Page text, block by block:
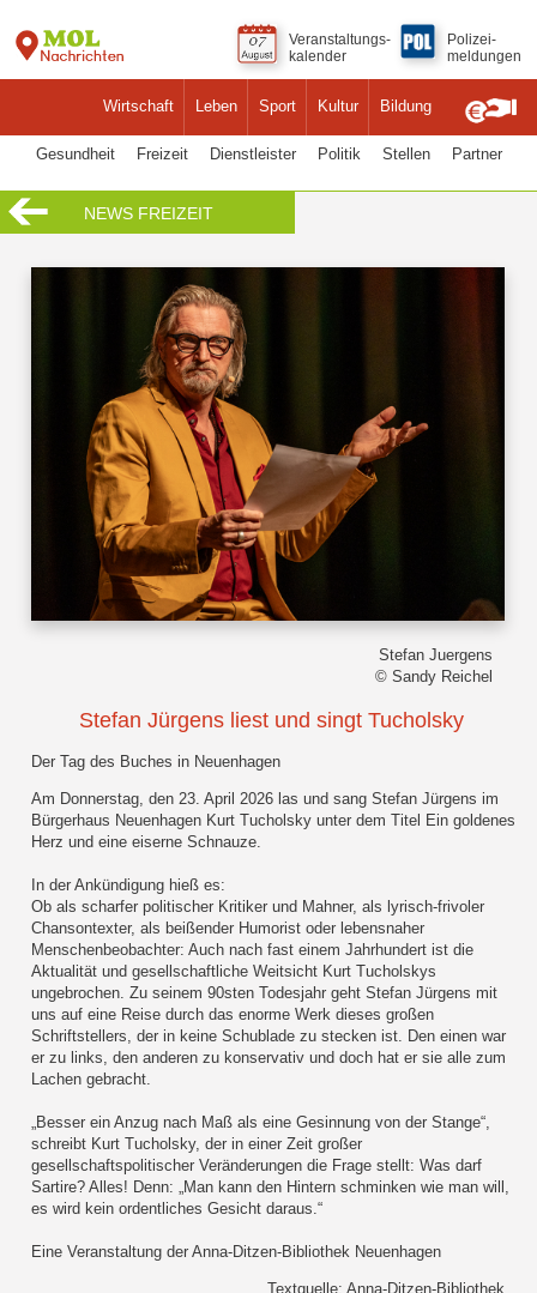
Wirtschaft Leben Sport Kultur Bildung
Veranstaltungs-
kalender
Polizei-
meldungen
Gesundheit Freizeit Dienstleister Politik Stellen Partner
NEWS FREIZEIT
Stefan Juergens
© Sandy Reichel
Stefan Jürgens liest und singt Tucholsky
Der Tag des Buches in Neuenhagen
Am Donnerstag, den 23. April 2026 las und sang Stefan Jürgens im
Bürgerhaus Neuenhagen Kurt Tucholsky unter dem Titel Ein goldenes
Herz und eine eiserne Schnauze.
In der Ankündigung hieß es:
Ob als scharfer politischer Kritiker und Mahner, als lyrisch-frivoler
Chansontexter, als beißender Humorist oder lebensnaher
Menschenbeobachter: Auch nach fast einem Jahrhundert ist die
Aktualität und gesellschaftliche Weitsicht Kurt Tucholskys
ungebrochen. Zu seinem 90sten Todesjahr geht Stefan Jürgens mit
uns auf eine Reise durch das enorme Werk dieses großen
Schriftstellers, der in keine Schublade zu stecken ist. Den einen war
er zu links, den anderen zu konservativ und doch hat er sie alle zum
Lachen gebracht.
„Besser ein Anzug nach Maß als eine Gesinnung von der Stange“,
schreibt Kurt Tucholsky, der in einer Zeit großer
gesellschaftspolitischer Veränderungen die Frage stellt: Was darf
Sartire? Alles! Denn: „Man kann den Hintern schminken wie man will,
es wird kein ordentliches Gesicht daraus.“
Eine Veranstaltung der Anna-Ditzen-Bibliothek Neuenhagen
Textquelle: Anna-Ditzen-Bibliothek